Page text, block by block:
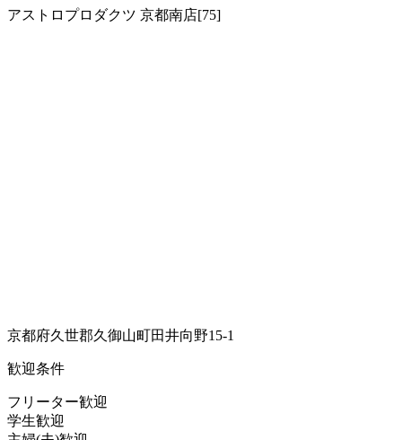
アストロプロダクツ 京都南店[75]
京都府久世郡久御山町田井向野15-1
歓迎条件
フリーター歓迎
学生歓迎